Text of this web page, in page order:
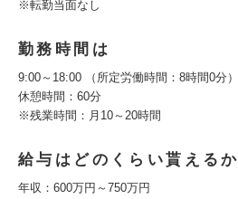
※転勤当面なし
勤務時間は
9:00～18:00 （所定労働時間：8時間0分）
休憩時間：60分
※残業時間：月10～20時間
給与はどのくらい貰えるか
年収：600万円～750万円